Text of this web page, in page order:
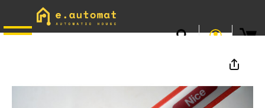
📞0746.301.381· L–V 9–17 · Livrare gratuită peste 500 lei